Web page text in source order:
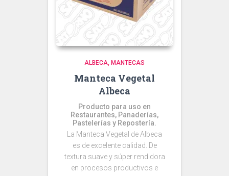
ALBECA MANTECAS
Manteca Vegetal
Albeca
Producto para uso en
Restaurantes, Panaderías,
Pastelerías y Repostería.
La Manteca Vegetal de Albeca
es de excelente calidad. De
textura suave y súper rendidora
en procesos productivos e